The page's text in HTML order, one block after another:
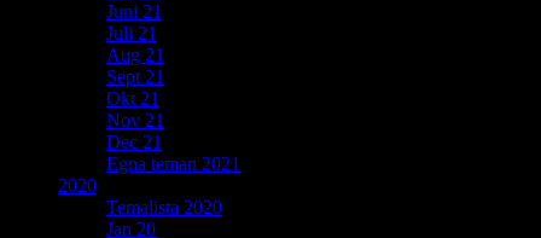
Juni 21
Juli 21
Aug 21
Sept 21
Okt 21
Nov 21
Dec 21
Egna teman 2021
2020
Temalista 2020
Jan 20